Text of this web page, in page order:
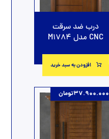
درب ضد سرقت
CNC مدل M1784
افزودن به سبد خرید
37.900.000تومان